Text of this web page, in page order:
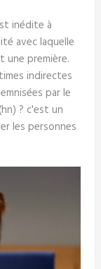
inédite à
avec laquelle
première.
indirectes
par le
? c'est un
les personnes